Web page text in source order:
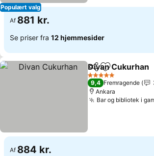
Populært valg
Af 881 kr.
Se priser fra 12 hjemmesider
Del Føj til
Divan Cukurhan
5 Stjerner
9,4 Fremragende
Ankara
Bar og bibliotek i
Af 884 kr.